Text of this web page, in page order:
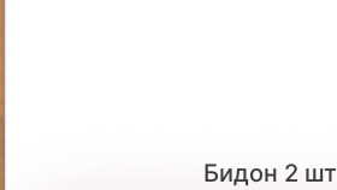
Бидон 2 шт